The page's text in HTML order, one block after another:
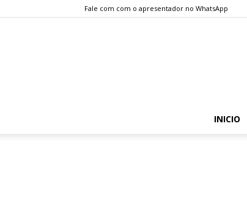
Fale com com o apresentador no WhatsApp
INICIO